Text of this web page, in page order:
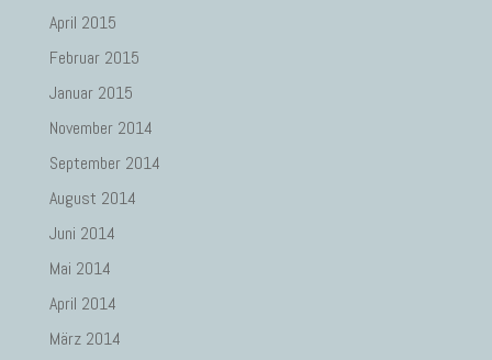
April 2015
Februar 2015
Januar 2015
November 2014
September 2014
August 2014
Juni 2014
Mai 2014
April 2014
März 2014